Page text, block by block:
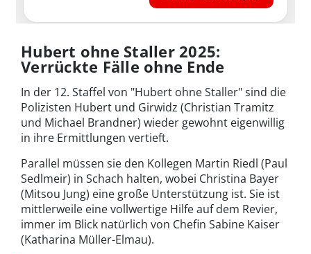
Hubert ohne Staller 2025:
Verrückte Fälle ohne Ende
In der 12. Staffel von "Hubert ohne Staller" sind die
Polizisten Hubert und Girwidz (Christian Tramitz
und Michael Brandner) wieder gewohnt eigenwillig
in ihre Ermittlungen vertieft.
Parallel müssen sie den Kollegen Martin Riedl (Paul
Sedlmeir) in Schach halten, wobei Christina Bayer
(Mitsou Jung) eine große Unterstützung ist. Sie ist
mittlerweile eine vollwertige Hilfe auf dem Revier,
immer im Blick natürlich von Chefin Sabine Kaiser
(Katharina Müller-Elmau).